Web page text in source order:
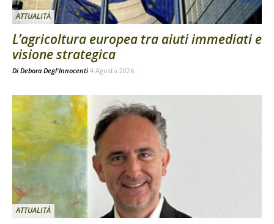
ATTUALITÀ
L’agricoltura europea tra aiuti immediati e
visione strategica
Di Debora Degl'Innocenti 4 Agosto 2026
ATTUALITÀ